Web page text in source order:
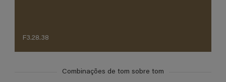
F3.28.38
Combinações de tom sobre tom